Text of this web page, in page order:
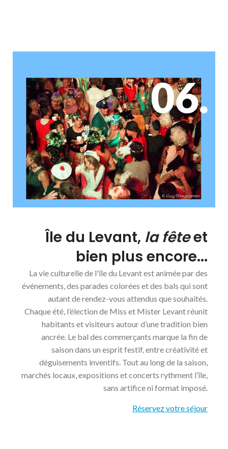
Île du Levant, la fêteet
bien plus encore...
La vie culturelle de l'île du Levant est animée par des
événements, des parades colorées et des bals qui sont
autant de rendez-vous attendus que souhaités.
Chaque été, l’élection de Miss et Mister Levant réunit
habitants et visiteurs autour d’une tradition bien
ancrée. Le bal des commerçants marque la fin de
saison dans un esprit festif, entre créativité et
déguisements inventifs. Tout au long de la saison,
marchés locaux, expositions et concerts rythment l’île,
sans artifice ni format imposé.
Réservez votre séjour